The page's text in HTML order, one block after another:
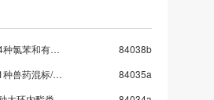
标准溶液/丙酮中24种氯苯和有机氯混标
84038b
标准溶液/甲醇中11种兽药混标/SN/T 5724-2025-9
84035a